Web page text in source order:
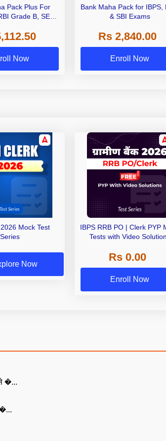
Pack Plus For
Grade B, SEBI
A & Grade B Bank
Exams
Now
Bank Maha Pack for IBPS,
& SBI Exams
Rs 2,840.00
Enroll Now
Mock Test
Series
Now
IBPS RRB PO | Clerk PYP
Tests with Video
Rs 0.00
Enroll Now
�...